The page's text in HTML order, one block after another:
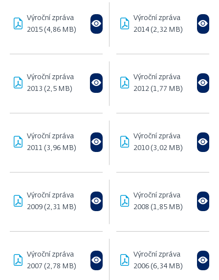
Výroční zpráva
2015 (4,86 MB)
Výroční zpráva
2014 (2,32 MB)
Výroční zpráva
2013 (2,5 MB)
Výroční zpráva
2012 (1,77 MB)
Výroční zpráva
2011 (3,96 MB)
Výroční zpráva
2010 (3,02 MB)
Výroční zpráva
2009 (2,31 MB)
Výroční zpráva
2008 (1,85 MB)
Výroční zpráva
2007 (2,78 MB)
Výroční zpráva
2006 (6,34 MB)